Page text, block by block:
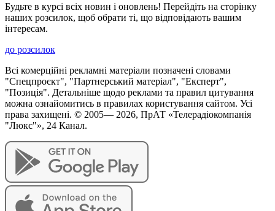
Будьте в курсі всіх новин і оновлень! Перейдіть на сторінку
наших розсилок, щоб обрати ті, що відповідають вашим
інтересам.
до розсилок
Всі комерційні рекламні матеріали позначені словами
"Спецпроєкт", "Партнерський матеріал", "Експерт",
"Позиція". Детальніше щодо реклами та правил цитування
можна ознайомитись в правилах користування сайтом. Усі
права захищені. © 2005— 2026, ПрАТ «Телерадіокомпанія
"Люкс"», 24 Канал.